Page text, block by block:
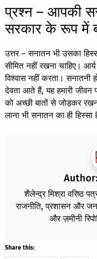
प्रश्न – आपकी
सरकार के रूप में
उत्तर – सनातन भी उसका
सीमित नहीं रखना चाहिए।
विश्वास नहीं करता। सनातनी
देवता आते हैं, यह हमारी जीवन
को अच्छी बातों से जोड़कर
लाना भी सनातन का ही हिस्सा
Author:
शैलेन्द्र मिश्रा वरिष्ठ
राजनीति, प्रशासन और
और ज़मीनी
Share this: